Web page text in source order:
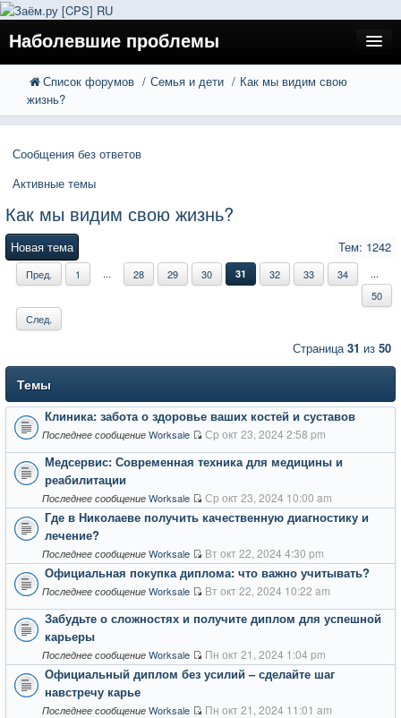
Наболевшие проблемы
FAQ
Регистрация
Вход
Расширенный поиск
Список форумов Семья и дети
Как мы видим свою
жизнь?
Сообщения без ответов
Активные темы
Как мы видим свою жизнь?
Новая тема Тем: 1242
Пред. 1 ... 28 29 30 31 32 33 34
...
50
След.
Страница 31 из 50
Темы
Клиника: забота о здоровье ваших костей и суставов
Последнее сообщение Worksale Ср окт 23, 2024 2:58 pm
Медсервис: Современная техника для медицины и
реабилитации
Последнее сообщение Worksale Ср окт 23, 2024 10:00 am
Где в Николаеве получить качественную диагностику и
лечение?
Последнее сообщение Worksale Вт окт 22, 2024 4:30 pm
Официальная покупка диплома: что важно учитывать?
Последнее сообщение Worksale Вт окт 22, 2024 10:22 am
Забудьте о сложностях и получите диплом для успешной
карьеры
Последнее сообщение Worksale Пн окт 21, 2024 1:04 pm
Официальный диплом без усилий – сделайте шаг
навстречу карье
Последнее сообщение Worksale Пн окт 21, 2024 11:01 am